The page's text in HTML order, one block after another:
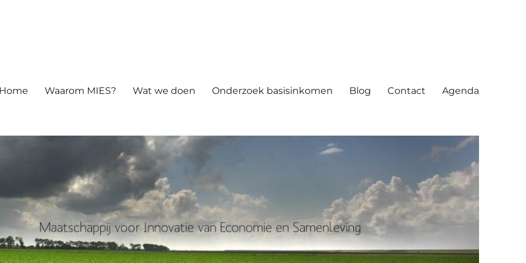
Home Waarom MIES? Wat we doen Onderzoek basisinkomen Blog Contact Agenda